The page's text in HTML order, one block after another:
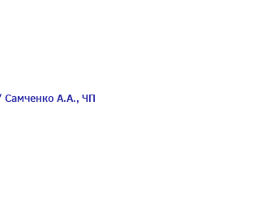
Самченко А.А., ЧП